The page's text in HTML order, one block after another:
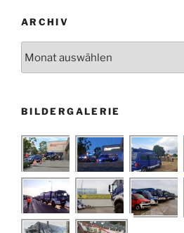
ARCHIV
BILDERGALERIE